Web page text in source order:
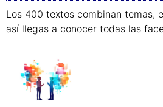
Los 400 textos combinan temas,
así llegas a conocer todas las